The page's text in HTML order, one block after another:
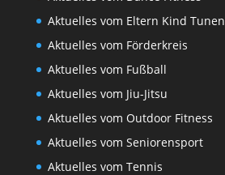
Aktuelles vom Eltern Kind Tunen
Aktuelles vom Förderkreis
Aktuelles vom Fußball
Aktuelles vom Jiu-Jitsu
Aktuelles vom Outdoor Fitness
Aktuelles vom Seniorensport
Aktuelles vom Tennis